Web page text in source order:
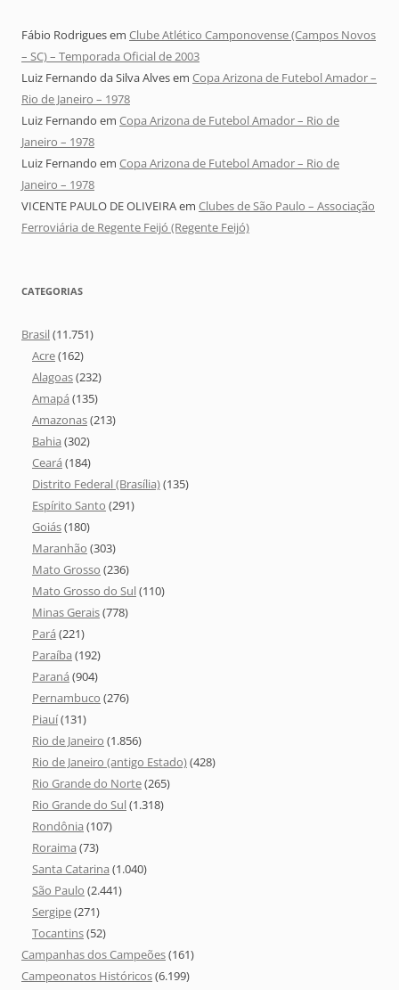
Fábio Rodriguesem Clube Atlético Camponovense (Campos Novos
– SC) – Temporada Oficial de 2003
Luiz Fernando da Silva Alvesem Copa Arizona de Futebol Amador –
Rio de Janeiro – 1978
Luiz Fernando em Copa Arizona de Futebol Amador – Rio de
Janeiro – 1978
Luiz Fernando em Copa Arizona de Futebol Amador – Rio de
Janeiro – 1978
VICENTE PAULO DE OLIVEIRAem Clubes de São Paulo – Associação
Ferroviária de Regente Feijó (Regente Feijó)
CATEGORIAS
Brasil(11.751)
Acre(162)
Alagoas(232)
Amapá (135)
Amazonas(213)
Bahia (302)
Ceará (184)
Distrito Federal (Brasília)(135)
Espírito Santo (291)
Goiás(180)
Maranhão (303)
Mato Grosso (236)
Mato Grosso do Sul(110)
Minas Gerais(778)
Pará (221)
Paraíba (192)
Paraná (904)
Pernambuco (276)
Piauí(131)
Rio de Janeiro (1.856)
Rio de Janeiro (antigo Estado)(428)
Rio Grande do Norte(265)
Rio Grande do Sul(1.318)
Rondônia (107)
Roraima (73)
Santa Catarina (1.040)
São Paulo (2.441)
Sergipe(271)
Tocantins(52)
Campanhas dos Campeões(161)
Campeonatos Históricos(6.199)